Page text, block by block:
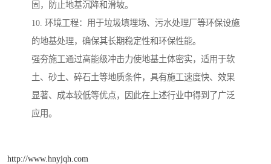
固，防止地基沉降和滑坡。
10. 环境工程：用于垃圾填埋场、污水处理厂等环保设施
的地基处理，确保其长期稳定性和环保性能。
强夯施工通过高能级冲击力使地基土体密实，适用于软
土、砂土、碎石土等地质条件，具有施工速度快、效果
显著、成本较低等优点，因此在上述行业中得到了广泛
应用。
http://www.hnyjqh.com